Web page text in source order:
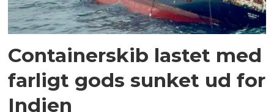
Containerskib lastet med
farligt gods sunket ud for
Indien